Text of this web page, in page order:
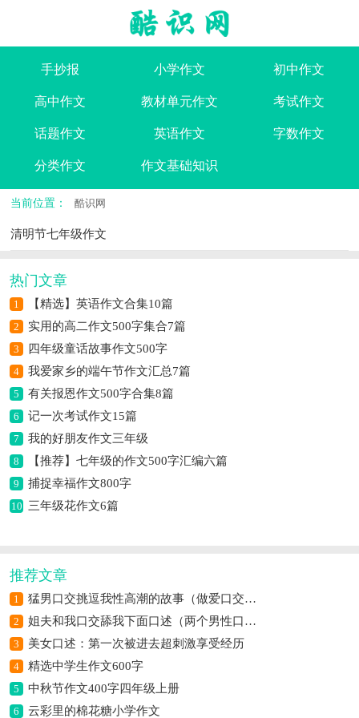
手抄报 小学作文 初中作文
高中作文 教材单元作文 考试作文
话题作文 英语作文 字数作文
分类作文 作文基础知识
当前位置： 酷识网
清明节七年级作文
热门文章
1 【精选】英语作文合集10篇
2 实用的高二作文500字集合7篇
3 四年级童话故事作文500字
4 我爱家乡的端午节作文汇总7篇
5 有关报恩作文500字合集8篇
6 记一次考试作文15篇
7 我的好朋友作文三年级
8 【推荐】七年级的作文500字汇编六篇
9 捕捉幸福作文800字
10 三年级花作文6篇
推荐文章
1 猛男口交挑逗我性高潮的故事（做爱口交自摸高潮过程）
2 姐夫和我口交舔我下面口述（两个男性口交）
3 美女口述：第一次被进去超刺激享受经历
4 精选中学生作文600字
5 中秋节作文400字四年级上册
6 云彩里的棉花糖小学作文